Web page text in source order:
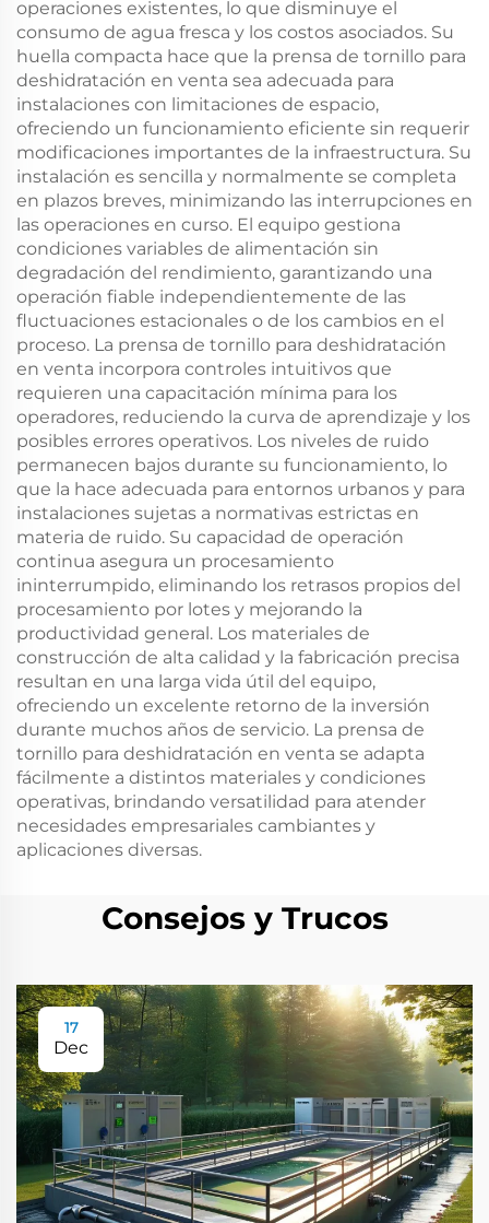
operaciones existentes, lo que disminuye el
consumo de agua fresca y los costos asociados. Su
huella compacta hace que la prensa de tornillo para
deshidratación en venta sea adecuada para
instalaciones con limitaciones de espacio,
ofreciendo un funcionamiento eficiente sin requerir
modificaciones importantes de la infraestructura. Su
instalación es sencilla y normalmente se completa
en plazos breves, minimizando las interrupciones en
las operaciones en curso. El equipo gestiona
condiciones variables de alimentación sin
degradación del rendimiento, garantizando una
operación fiable independientemente de las
fluctuaciones estacionales o de los cambios en el
proceso. La prensa de tornillo para deshidratación
en venta incorpora controles intuitivos que
requieren una capacitación mínima para los
operadores, reduciendo la curva de aprendizaje y los
posibles errores operativos. Los niveles de ruido
permanecen bajos durante su funcionamiento, lo
que la hace adecuada para entornos urbanos y para
instalaciones sujetas a normativas estrictas en
materia de ruido. Su capacidad de operación
continua asegura un procesamiento
ininterrumpido, eliminando los retrasos propios del
procesamiento por lotes y mejorando la
productividad general. Los materiales de
construcción de alta calidad y la fabricación precisa
resultan en una larga vida útil del equipo,
ofreciendo un excelente retorno de la inversión
durante muchos años de servicio. La prensa de
tornillo para deshidratación en venta se adapta
fácilmente a distintos materiales y condiciones
operativas, brindando versatilidad para atender
necesidades empresariales cambiantes y
aplicaciones diversas.
Consejos y Trucos
17
Dec